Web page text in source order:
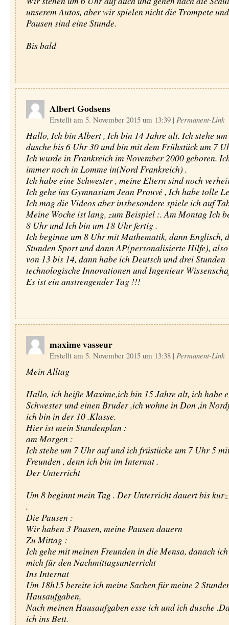
unserem Autos, aber wir spielen nicht die Trompete
Pausen sind eine Stunde.
Bis bald
Albert Godsens
Erstellt am 5. November 2015 um 13:39 | Permanent-Link
Hallo, Ich bin Albert , Ich bin 14 Jahre alt. Ich stehe
dusche bis 6 Uhr 30 und bin mit dem Frühstück um 7
Ich wurde in Frankreich im November 2000 geboren.
immer noch in Lomme in(Nord Frankreich) .
Ich habe eine Schwester , meine Eltern sind noch
Ich gehe ins Gymnasium Jean Prouvé , Ich habe tolle
Ich mag die Videos aber insbesondere spiele ich auf
Meine Woche ist lang, zum Beispiel :. Am Montag Ich
8 Uhr und Ich bin um 18 Uhr fertig .
Ich beginne um 8 Uhr mit Mathematik, dann Englisch,
Stunden Sport und dann AP(personalisierte Hilfe), also
von 13 bis 14, dann habe ich Deutsch und drei Stunden
technologische Innovationen und Ingenieur
Es ist ein anstrengender Tag !!!
maxime vasseur
Erstellt am 5. November 2015 um 13:38 | Permanent-Link
Mein Alltag
Hallo, ich heiße Maxime,ich bin 15 Jahre alt, ich habe
Schwester und einen Bruder ,ich wohne in Don ,in
ich bin in der 10 .Klasse.
Hier ist mein Stundenplan :
am Morgen :
Ich stehe um 7 Uhr auf und ich früstücke um 7 Uhr 5
Freunden , denn ich bin im Internat .
Der Unterricht
Um 8 beginnt mein Tag . Der Unterricht dauert bis
.
Die Pausen :
Wir haben 3 Pausen, meine Pausen dauern
Zu Mittag :
Ich gehe mit meinen Freunden in die Mensa, danach
mich für den Nachmittagsunterricht
Ins Internat
Um 18h15 bereite ich meine Sachen für meine 2
Hausaufgaben,
Nach meinen Hausaufgaben esse ich und ich dusche
ich ins Bett.